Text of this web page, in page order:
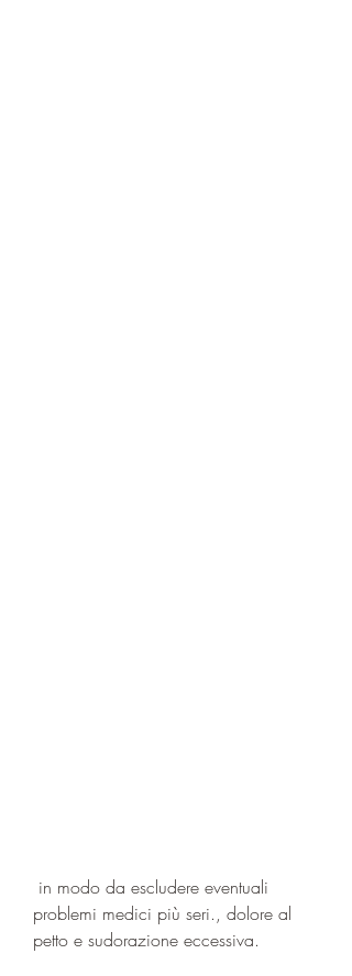
problemi medici più seri., dolore al
petto e sudorazione eccessiva.